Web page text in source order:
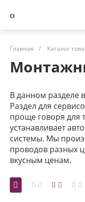
Главная / Каталог
В данном разделе
Раздел для
проще говоря для
устанавливает
системы. Мы
проводов разных
вкусным ценам.